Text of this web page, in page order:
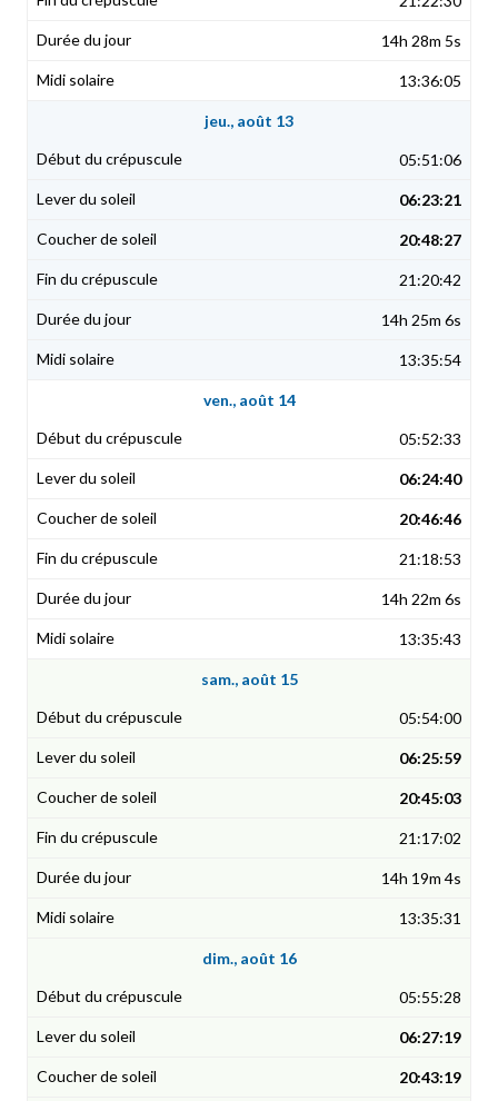
14h 28m 5s
13:36:05
jeu., août 13
05:51:06
06:23:21
20:48:27
21:20:42
14h 25m 6s
13:35:54
ven., août 14
05:52:33
06:24:40
20:46:46
21:18:53
14h 22m 6s
13:35:43
sam., août 15
05:54:00
06:25:59
20:45:03
21:17:02
14h 19m 4s
13:35:31
dim., août 16
05:55:28
06:27:19
20:43:19